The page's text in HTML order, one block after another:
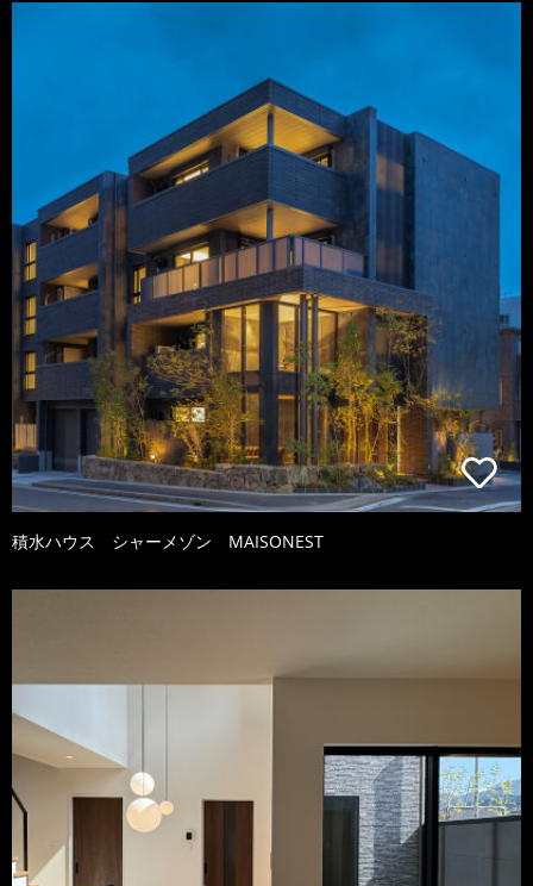
積水ハウス シャーメゾン MAISONEST